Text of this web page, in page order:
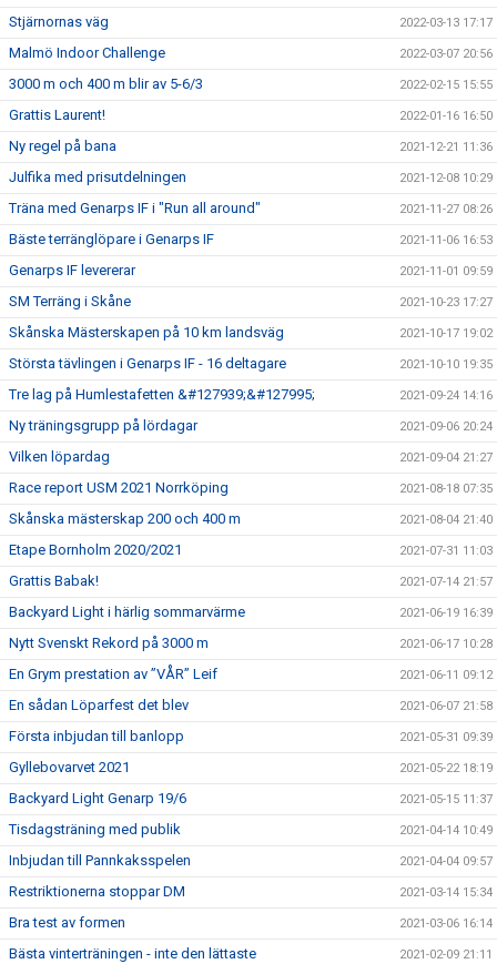
Stjärnornas väg 2022-03-13 17:17
Malmö Indoor Challenge 2022-03-07 20:56
3000 m och 400 m blir av 5-6/3 2022-02-15 15:55
Grattis Laurent! 2022-01-16 16:50
Ny regel på bana 2021-12-21 11:36
Julfika med prisutdelningen 2021-12-08 10:29
Träna med Genarps IF i "Run all around" 2021-11-27 08:26
Bäste terränglöpare i Genarps IF 2021-11-06 16:53
Genarps IF levererar 2021-11-01 09:59
SM Terräng i Skåne 2021-10-23 17:27
Skånska Mästerskapen på 10 km landsväg 2021-10-17 19:02
Största tävlingen i Genarps IF - 16 deltagare 2021-10-10 19:35
Tre lag på Humlestafetten &#127939;&#127995; 2021-09-24 14:16
Ny träningsgrupp på lördagar 2021-09-06 20:24
Vilken löpardag 2021-09-04 21:27
Race report USM 2021 Norrköping 2021-08-18 07:35
Skånska mästerskap 200 och 400 m 2021-08-04 21:40
Etape Bornholm 2020/2021 2021-07-31 11:03
Grattis Babak! 2021-07-14 21:57
Backyard Light i härlig sommarvärme 2021-06-19 16:39
Nytt Svenskt Rekord på 3000 m 2021-06-17 10:28
En Grym prestation av ”VÅR” Leif 2021-06-11 09:12
En sådan Löparfest det blev 2021-06-07 21:58
Första inbjudan till banlopp 2021-05-31 09:39
Gyllebovarvet 2021 2021-05-22 18:19
Backyard Light Genarp 19/6 2021-05-15 11:37
Tisdagsträning med publik 2021-04-14 10:49
Inbjudan till Pannkaksspelen 2021-04-04 09:57
Restriktionerna stoppar DM 2021-03-14 15:34
Bra test av formen 2021-03-06 16:14
Bästa vinterträningen - inte den lättaste 2021-02-09 21:11